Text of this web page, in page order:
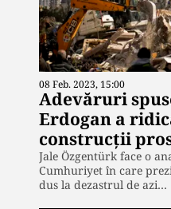
08 Feb. 2023, 15:00
Adevăruri
Erdogan a
construcții
Jale Özgentürk face o
Cumhuriyet în care
dus la dezastrul de azi…